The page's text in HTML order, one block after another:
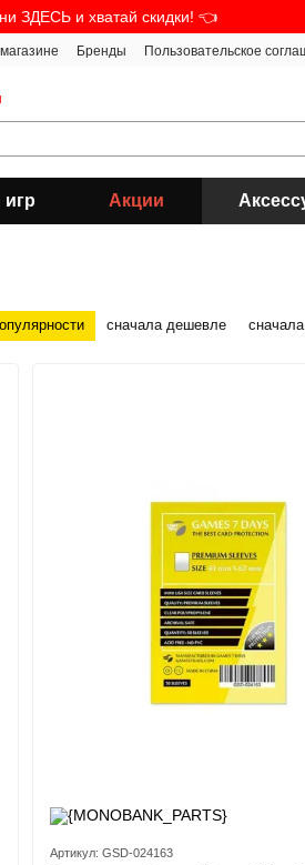
ЗДЕСЬ и хватай скидки! 👈
Бренды
Пользовательское
Акции
сначала дешевле
Артикул: GSD-024163